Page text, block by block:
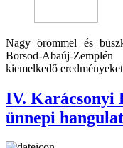
Nagy örömmel és
Borsod-Abaúj-
kiemelkedő
IV. Karácsonyi
ünnepi